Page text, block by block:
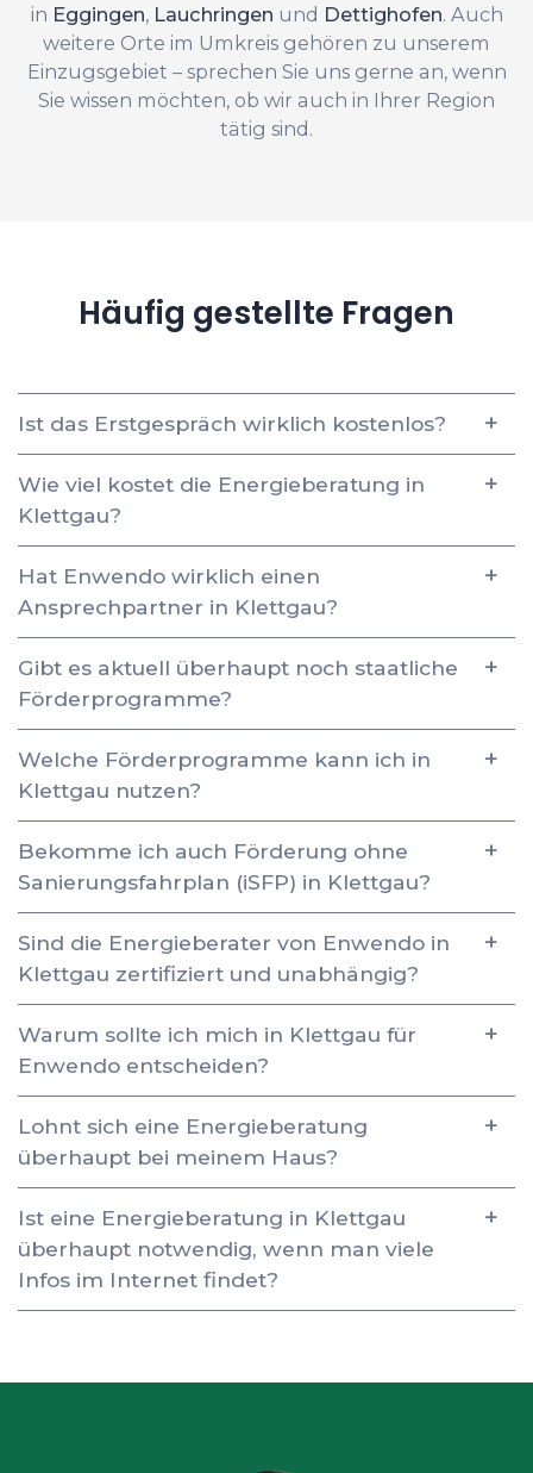
in Eggingen, Lauchringen und Dettighofen. Auch
weitere Orte im Umkreis gehören zu unserem
Einzugsgebiet – sprechen Sie uns gerne an, wenn
Sie wissen möchten, ob wir auch in Ihrer Region
tätig sind.
Häufig gestellte Fragen
Ist das Erstgespräch wirklich kostenlos?
Wie viel kostet die Energieberatung in
Klettgau?
Hat Enwendo wirklich einen
Ansprechpartner in Klettgau?
Gibt es aktuell überhaupt noch staatliche
Förderprogramme?
Welche Förderprogramme kann ich in
Klettgau nutzen?
Bekomme ich auch Förderung ohne
Sanierungsfahrplan (iSFP) in Klettgau?
Sind die Energieberater von Enwendo in
Klettgau zertifiziert und unabhängig?
Warum sollte ich mich in Klettgau für
Enwendo entscheiden?
Lohnt sich eine Energieberatung
überhaupt bei meinem Haus?
Ist eine Energieberatung in Klettgau
überhaupt notwendig, wenn man viele
Infos im Internet findet?